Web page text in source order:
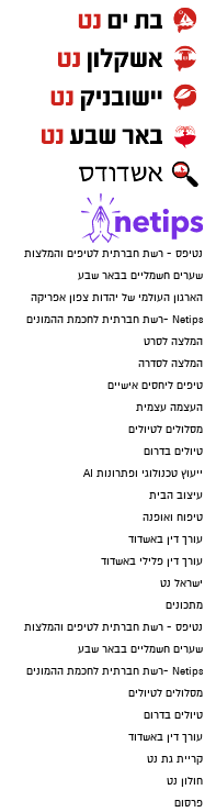
נטיפס - רשת חברתית לטיפים והמלצות
שערים חשמליים בבאר שבע
הארגון העולמי של יהדות צפון אפריקה
Netips -רשת חברתית לחכמת ההמונים
המלצה לסרט
המלצה לסדרה
טיפים ליחסים אישיים
העצמה עצמית
מסלולים לטיולים
טיולים בדרום
ייעוץ טכנולוגי ופתרונות AI
עיצוב הבית
טיפוח ואופנה
עורך דין באשדוד
עורך דין פלילי באשדוד
ישראל נט
מתכונים
נטיפס - רשת חברתית לטיפים והמלצות
שערים חשמליים בבאר שבע
Netips -רשת חברתית לחכמת ההמונים
מסלולים לטיולים
טיולים בדרום
עורך דין באשדוד
קריית גת נט
חולון נט
פרסום